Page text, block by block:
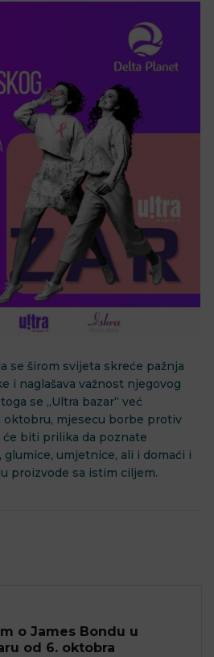
se širom svijeta skreće pažnja
i naglašava važnost njegovog
se „Ultra bazar“ već
oktobru, mjesecu borbe protiv
će biti prilika da poznate
umjetnice, ali i domaći i
proizvode sa istim ciljem.
o James Bondu u
od 6. oktobra